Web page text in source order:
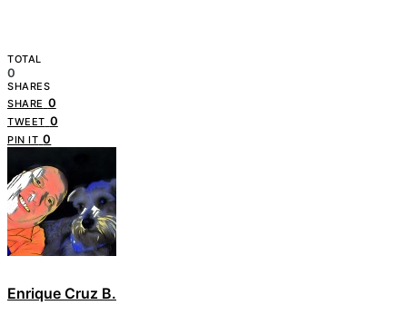
TOTAL
0
SHARES
SHARE 0
TWEET 0
PIN IT 0
Enrique Cruz B.